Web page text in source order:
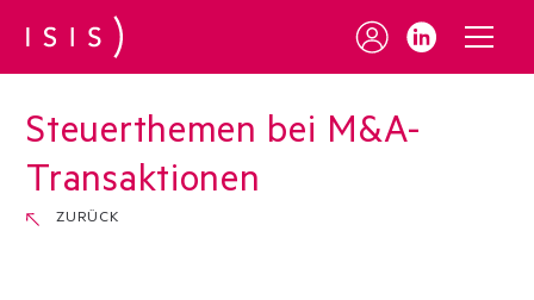
Steuerthemen bei M&A-
Transaktionen
ZURÜCK